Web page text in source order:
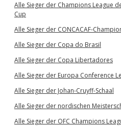
Alle Sieger der Champions League
Cup
Alle Sieger der CONCACAF-
Alle Sieger der Copa do Brasil
Alle Sieger der Copa Libertadores
Alle Sieger der Europa Conference
Alle Sieger der Johan-Cruyff-Schaal
Alle Sieger der nordischen
Alle Sieger der OFC Champions